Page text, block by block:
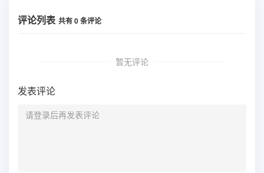
评论列表 共有0条评论
暂无评论
发表评论